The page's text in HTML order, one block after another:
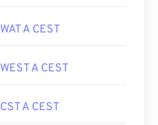
WAT A CEST
WEST A CEST
CST A CEST